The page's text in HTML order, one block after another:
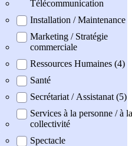
Télécommunication
Installation / Maintenance
Marketing / Stratégie
commerciale
Ressources Humaines (4)
Santé
Secrétariat / Assistanat (5)
Services à la personne / à la
collectivité
Spectacle